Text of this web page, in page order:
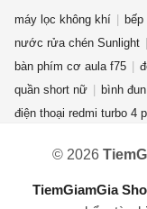
máy lọc không khí
nước rửa chén Sunlight
bàn phím cơ aula f75
quần short nữ
bình
điện thoại redmi turbo 4
máy giặt cửa ngang
nước hoa mini
gấu
© 2026
TiemGiamGia